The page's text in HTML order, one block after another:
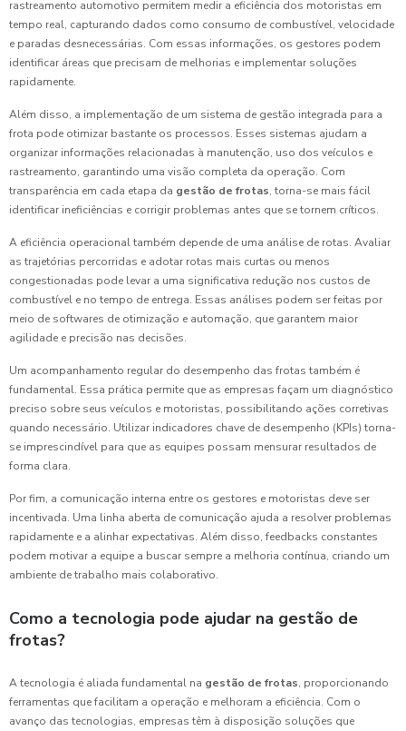
rastreamento automotivo permitem medir a eficiência dos motoristas em
tempo real, capturando dados como consumo de combustível, velocidade
e paradas desnecessárias. Com essas informações, os gestores podem
identificar áreas que precisam de melhorias e implementar soluções
rapidamente.
Além disso, a implementação de um sistema de gestão integrada para a
frota pode otimizar bastante os processos. Esses sistemas ajudam a
organizar informações relacionadas à manutenção, uso dos veículos e
rastreamento, garantindo uma visão completa da operação. Com
transparência em cada etapa da gestão de frotas, torna-se mais fácil
identificar ineficiências e corrigir problemas antes que se tornem críticos.
A eficiência operacional também depende de uma análise de rotas. Avaliar
as trajetórias percorridas e adotar rotas mais curtas ou menos
congestionadas pode levar a uma significativa redução nos custos de
combustível e no tempo de entrega. Essas análises podem ser feitas por
meio de softwares de otimização e automação, que garantem maior
agilidade e precisão nas decisões.
Um acompanhamento regular do desempenho das frotas também é
fundamental. Essa prática permite que as empresas façam um diagnóstico
preciso sobre seus veículos e motoristas, possibilitando ações corretivas
quando necessário. Utilizar indicadores chave de desempenho (KPIs) torna-
se imprescindível para que as equipes possam mensurar resultados de
forma clara.
Por fim, a comunicação interna entre os gestores e motoristas deve ser
incentivada. Uma linha aberta de comunicação ajuda a resolver problemas
rapidamente e a alinhar expectativas. Além disso, feedbacks constantes
podem motivar a equipe a buscar sempre a melhoria contínua, criando um
ambiente de trabalho mais colaborativo.
Como a tecnologia pode ajudar na gestão de
frotas?
A tecnologia é aliada fundamental na gestão de frotas, proporcionando
ferramentas que facilitam a operação e melhoram a eficiência. Com o
avanço das tecnologias, empresas têm à disposição soluções que